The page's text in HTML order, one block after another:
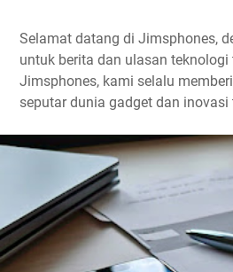
Selamat datang di Jimsphones,
untuk berita dan ulasan teknologi
Jimsphones, kami selalu
seputar dunia gadget dan inovasi